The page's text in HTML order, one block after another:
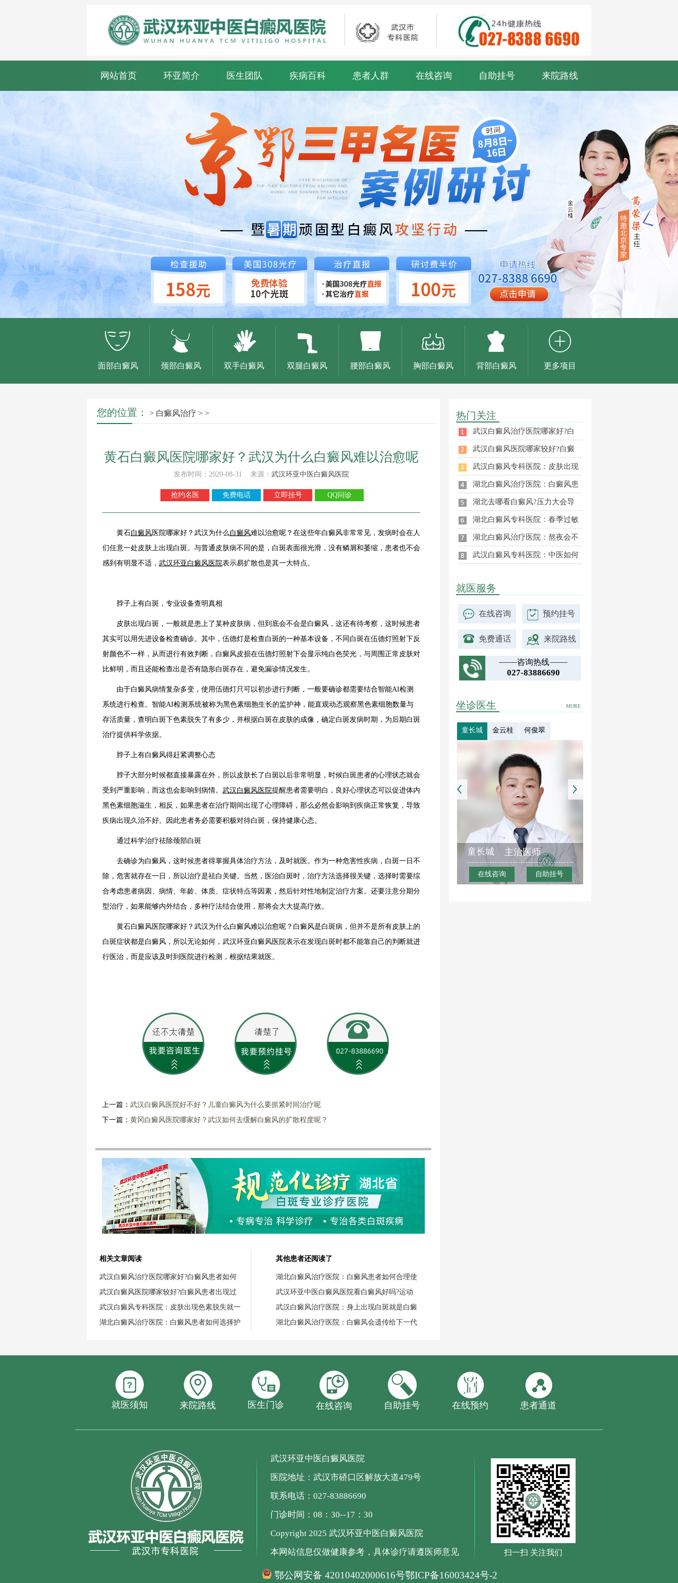
网站首页 环亚简介 医生团队 疾病百科 患者人群 在线咨询 自助挂号 来院路线
面部白癜风 颈部白癜风 双手白癜风 双腿白癜风 腰部白癜风 胸部白癜风 背部白癜风 更多项目
您的位置： > 白癜风治疗 > >
黄石白癜风医院哪家好？武汉为什么白癜风难以治愈呢
发布时间：2020-08-31 来源： 武汉环亚中医白癜风医院
抢约名医 免费电话 立即挂号 QQ问诊
黄石白癜风 医院哪家好？武汉为什么白癜风难以治愈呢？在这些年白癜风非常常见，发病时会在人
们任意一处皮肤上出现白斑。与普通皮肤病不同的是，白斑表面很光滑，没有鳞屑和萎缩，患者也不会
感到有明显不适， 武汉环亚白癜风医院表示易扩散也是其一大特点。
脖子上有白斑，专业设备查明真相
皮肤出现白斑，一般就是患上了某种皮肤病，但到底会不会是白癜风，这还有待考察，这时候患者
其实可以用先进设备检查确诊。其中，伍德灯是检查白斑的一种基本设备，不同白斑在伍德灯照射下反
射颜色不一样，从而进行有效判断，白癜风皮损在伍德灯照射下会显示纯白色荧光，与周围正常皮肤对
比鲜明，而且还能检查出是否有隐形白斑存在，避免漏诊情况发生。
由于白癜风病情复杂多变，使用伍德灯只可以初步进行判断，一般要确诊都需要结合智能AI检测
系统进行检查。智能AI检测系统被称为黑色素细胞生长的监护神，能直观动态观察黑色素细胞数量与
存活质量，查明白斑下色素脱失了有多少，并根据白斑在皮肤的成像，确定白斑发病时期，为后期白斑
治疗提供科学依据。
脖子上有白癜风得赶紧调整心态
脖子大部分时候都直接暴露在外，所以皮肤长了白斑以后非常明显，时候白斑患者的心理状态就会
受到严重影响，而这也会影响到病情。 武汉白癜风医院提醒患者需要明白，良好心理状态可以促进体内
黑色素细胞滋生，相反，如果患者在治疗期间出现了心理障碍，那么必然会影响到疾病正常恢复，导致
疾病出现久治不好。因此患者务必需要积极对待白斑，保持健康心态。
通过科学治疗祛除颈部白斑
去确诊为白癜风，这时候患者得掌握具体治疗方法，及时就医。作为一种危害性疾病，白斑一日不
除，危害就存在一日，所以治疗是祛白关键。当然，医治白斑时，治疗方法选择很关键，选择时需要综
合考虑患者病因、病情、年龄、体质、症状特点等因素，然后针对性地制定治疗方案。还要注意分期分
型治疗，如果能够内外结合，多种疗法结合使用，那将会大大提高疗效。
黄石白癜风医院哪家好？武汉为什么白癜风难以治愈呢？白癜风是白斑病，但并不是所有皮肤上的
白斑症状都是白癜风，所以无论如何，武汉环亚白癜风医院表示在发现白斑时都不能靠自己的判断就进
行医治，而是应该及时到医院进行检测，根据结果就医。
上一篇： 武汉白癜风医院好不好？儿童白癜风为什么要抓紧时间治疗呢
下一篇： 黄冈白癜风医院哪家好？武汉如何去缓解白癜风的扩散程度呢？
相关文章阅读
武汉白癜风治疗医院哪家好?白癜风患者如何
武汉白癜风医院哪家较好?白癜风患者出现过
武汉白癜风专科医院：皮肤出现色素脱失就一
湖北白癜风治疗医院：白癜风患者如何选择护
其他患者还阅读了
湖北白癜风治疗医院：白癜风患者如何合理使
武汉环亚中医白癜风医院看白癜风好吗?运动
武汉白癜风治疗医院：身上出现白斑就是白癜
湖北白癜风治疗医院：白癜风会遗传给下一代
热门关注
武汉白癜风治疗医院哪家好?白
武汉白癜风医院哪家较好?白癜
武汉白癜风专科医院：皮肤出现
湖北白癜风治疗医院：白癜风患
湖北去哪看白癜风?压力大会导
湖北白癜风专科医院：春季过敏
湖北白癜风治疗医院：熬夜会不
武汉白癜风专科医院：中医如何
就医服务
在线咨询 预约挂号
免费通话 来院路线
咨询热线
027-83886690
MORE
坐诊医生
童长城 金云桂 何俊翠
童长城 主治医师
在线咨询 自助挂号
就医须知 来院路线 医生门诊 在线咨询 自助挂号 在线预约 患者通道
武汉环亚中医白癜风医院
医院地址：武汉市硚口区解放大道479号
联系电话：027-83886690
门诊时间：08：30--17：30
Copyright 2025 武汉环亚中医白癜风医院
本网站信息仅做健康参考，具体诊疗请遵医师意见
扫一扫 关注我们
鄂公网安备 42010402000616号鄂ICP备16003424号-2